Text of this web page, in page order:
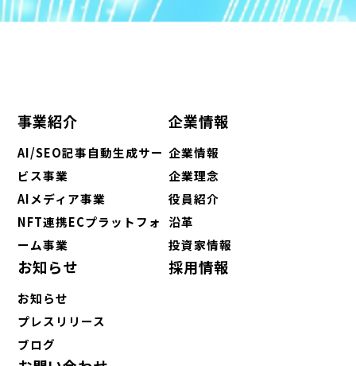
事業紹介
AI/SEO記事自動生成サー
ビス事業
AIメディア事業
NFT連携ECプラットフォ
ーム事業
企業情報
企業情報
企業理念
役員紹介
沿革
投資家情報
お知らせ
お知らせ
プレスリリース
ブログ
採用情報